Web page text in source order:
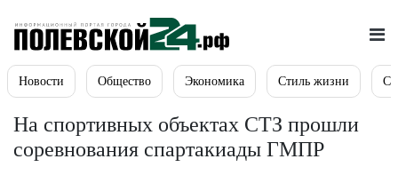
Новости Общество Экономика Стиль жизни
На спортивных объектах СТЗ прошли
соревнования спартакиады ГМПР